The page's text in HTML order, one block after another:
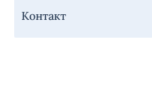
Контакт